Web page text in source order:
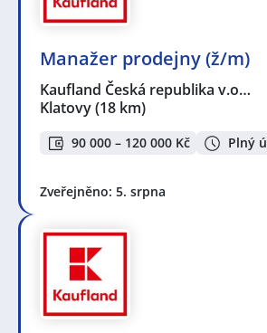
Manažer prodejny (ž/m)
Kaufland Česká republika v.o…
Klatovy(18 km)
90 000 – 120 000 Kč Plný
Zveřejněno: 5. srpna